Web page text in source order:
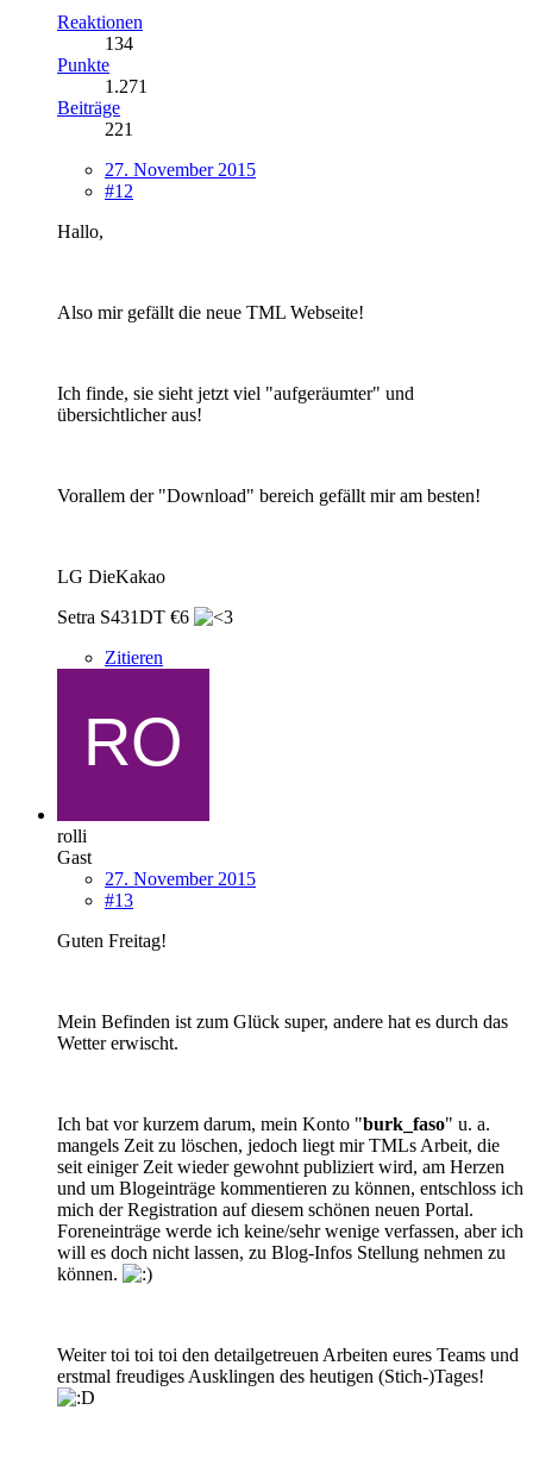
Reaktionen
134
Punkte
1.271
Beiträge
221
27. November 2015
#12
Hallo,
Also mir gefällt die neue TML Webseite!
Ich finde, sie sieht jetzt viel "aufgeräumter" und
übersichtlicher aus!
Vorallem der "Download" bereich gefällt mir am besten!
LG DieKakao
Setra S431DT €6
Zitieren
rolli
Gast
27. November 2015
#13
Guten Freitag!
Mein Befinden ist zum Glück super, andere hat es durch das
Wetter erwischt.
Ich bat vor kurzem darum, mein Konto "burk_faso" u. a.
mangels Zeit zu löschen, jedoch liegt mir TMLs Arbeit, die
seit einiger Zeit wieder gewohnt publiziert wird, am Herzen
und um Blogeinträge kommentieren zu können, entschloss ich
mich der Registration auf diesem schönen neuen Portal.
Foreneinträge werde ich keine/sehr wenige verfassen, aber ich
will es doch nicht lassen, zu Blog-Infos Stellung nehmen zu
können.
Weiter toi toi toi den detailgetreuen Arbeiten eures Teams und
erstmal freudiges Ausklingen des heutigen (Stich-)Tages!